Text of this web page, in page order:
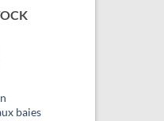
baies